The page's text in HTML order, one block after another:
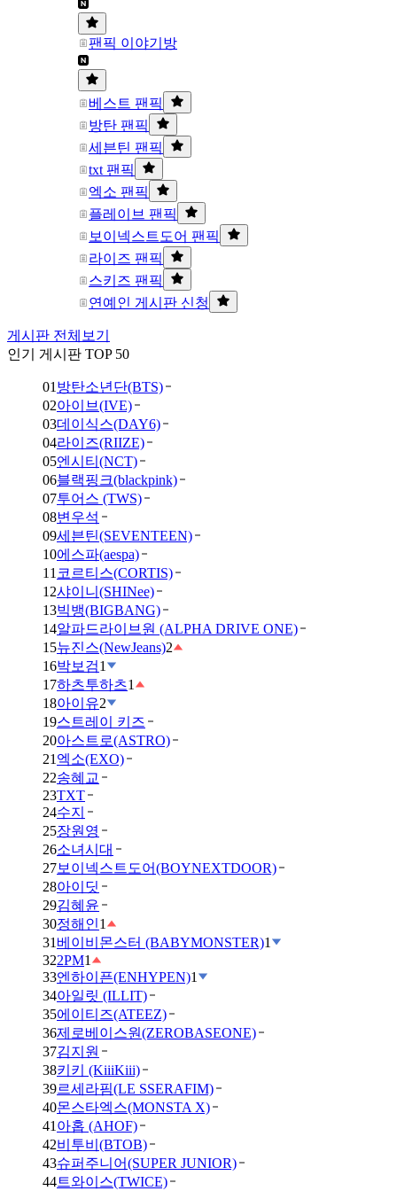
팬픽 이야기방
베스트 팬픽
방탄 팬픽
세븐틴 팬픽
txt 팬픽
엑소 팬픽
플레이브 팬픽
보이넥스트도어 팬픽
라이즈 팬픽
스키즈 팬픽
연예인 게시판 신청
게시판 전체보기
인기 게시판 TOP 50
01 방탄소년단(BTS)
02아이브(IVE)
03데이식스(DAY6)
04라이즈(RIIZE)
05엔시티(NCT)
06블랙핑크(blackpink)
07투어스 (TWS)
08변우석
09세븐틴(SEVENTEEN)
10에스파(aespa)
11 코르티스(CORTIS)
12샤이니(SHINee)
13빅뱅(BIGBANG)
14알파드라이브원 (ALPHA DRIVE ONE)
15뉴진스(NewJeans)2
16박보검1
17하츠투하츠1
18아이유2
19스트레이 키즈
20아스트로(ASTRO)
21 엑소(EXO)
22송혜교
23TXT
24수지
25장원영
26소녀시대
27보이넥스트도어(BOYNEXTDOOR)
28아이딧
29김혜윤
30정해인1
31 베이비몬스터 (BABYMONSTER)1
322PM1
33엔하이픈(ENHYPEN)1
34아일릿 (ILLIT)
35에이티즈(ATEEZ)
36제로베이스원(ZEROBASEONE)
37김지원
38키키 (KiiiKiii)
39르세라핌(LE SSERAFIM)
40몬스타엑스(MONSTA X)
41 아홉 (AHOF)
42비투비(BTOB)
43슈퍼주니어(SUPER JUNIOR)
44트와이스(TWICE)